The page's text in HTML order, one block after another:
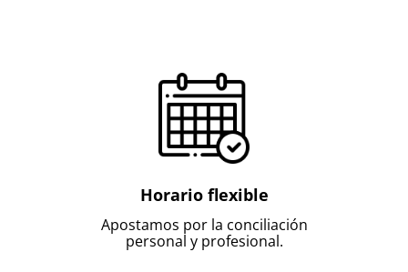
Horario flexible
Apostamos por la conciliación
personal y profesional.